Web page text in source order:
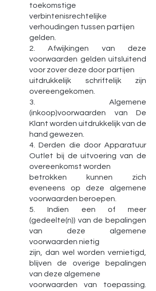
toekomstige
verbintenisrechtelijke
verhoudingen tussen partijen
gelden.
2. Afwijkingen van deze
voorwaarden gelden uitsluitend
voor zover deze door partijen
uitdrukkelijk schriftelijk zijn
overeengekomen.
3. Algemene
(inkoop)voorwaarden van De
Klant worden uitdrukkelijk van de
hand gewezen.
4. Derden die door Apparatuur
Outlet bij de uitvoering van de
overeenkomst worden
betrokken kunnen zich
eveneens op deze algemene
voorwaarden beroepen.
5. Indien een of meer
(gedeelte(n)) van de bepalingen
van deze algemene
voorwaarden nietig
zijn, dan wel worden vernietigd,
blijven de overige bepalingen
van deze algemene
voorwaarden van toepassing.